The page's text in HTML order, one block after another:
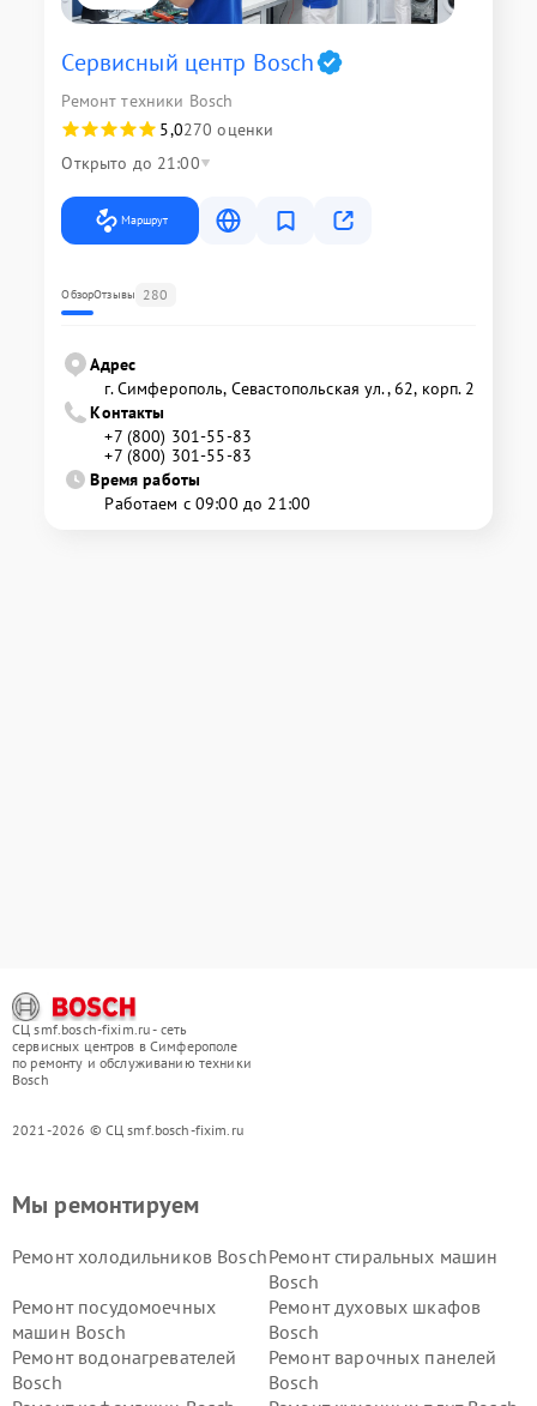
Сервисный центр Bosch
Ремонт техники Bosch
5,0270 оценки
Открыто до 21:00
Маршрут
ОбзорОтзывы 280
Адрес
г. Симферополь, Севастопольская ул., 62, корп. 2
Контакты
+7 (800) 301-55-83
+7 (800) 301-55-83
Время работы
Работаем с 09:00 до 21:00
СЦ smf.bosch-fixim.ru - сеть
сервисных центров в Симферополе
по ремонту и обслуживанию техники
Bosch
2021-2026 © СЦ smf.bosch-fixim.ru
Мы ремонтируем
Ремонт холодильников BoschРемонт стиральных машин
Bosch
Ремонт посудомоечных
машин Bosch
Ремонт духовых шкафов
Bosch
Ремонт водонагревателей
Bosch
Ремонт варочных панелей
Bosch